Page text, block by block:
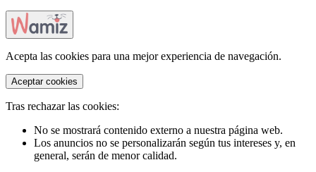
Acepta las cookies para una mejor experiencia de navegación.
Aceptar cookies
Tras rechazar las cookies:
No se mostrará contenido externo a nuestra página web.
Los anuncios no se personalizarán según tus intereses y, en
general, serán de menor calidad.